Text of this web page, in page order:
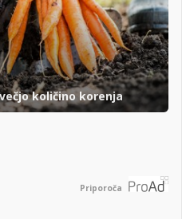
količino korenja
Priporoča